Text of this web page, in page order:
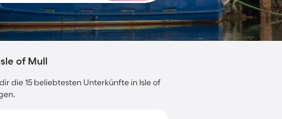
of Mull
die 15 beliebtesten Unterkünfte in Isle of